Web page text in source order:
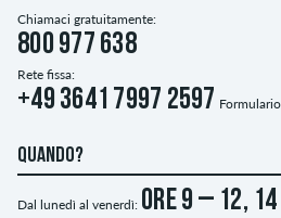
Chiamaci gratuitamente:
800 977 638
Rete fissa:
+49 3641 7997 2597
QUANDO?
Dal lunedì al venerdì: ore 9 – 12, 14